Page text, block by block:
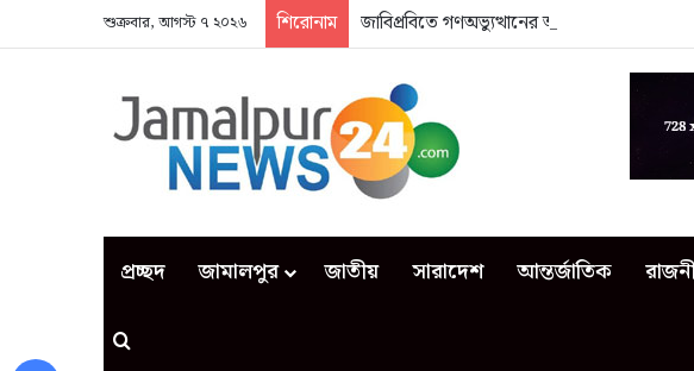
শুক্রবার, আগস্ট ৭ ২০২৬ শিরোনাম জাবিপ্রবিতে গণঅভ্যুত্থানের অনুষ্ঠান থেকে
প্রচ্ছদ জামালপুর জাতীয় সারাদেশ আন্তর্জাতিক
Search for
Facebook